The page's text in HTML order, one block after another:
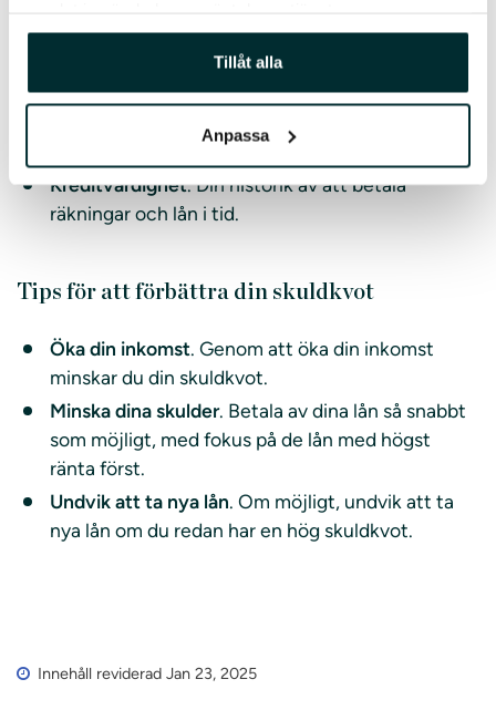
Tillåt alla
Anpassa
. Hur stor del av bostadens värde
som finansieras med lån.
och amorteringar på lånet.
Kreditvärdighet. Din historik av att betala
räkningar och lån i tid.
Tips för att förbättra din skuldkvot
Öka din inkomst. Genom att öka din inkomst
minskar du din skuldkvot.
Minska dina skulder. Betala av dina lån så snabbt
som möjligt, med fokus på de lån med högst
ränta först.
Undvik att ta nya lån. Om möjligt, undvik att ta
nya lån om du redan har en hög skuldkvot.
Innehåll reviderad Jan 23, 2025